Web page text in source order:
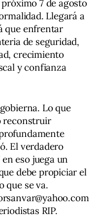
7 de agosto
Llegará a
que enfrentar
de seguridad,
crecimiento
y confianza
Lo que
reconstruir
El verdadero
eso juega un
debe propiciar el
que se va.
RIP.